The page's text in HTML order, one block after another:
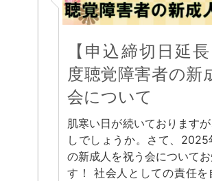
【申込締切日延
度聴覚障害者の新
会について
肌寒い日が続いております
しでしょうか。さて、
の新成人を祝う会について
す！ 社会人としての責任を